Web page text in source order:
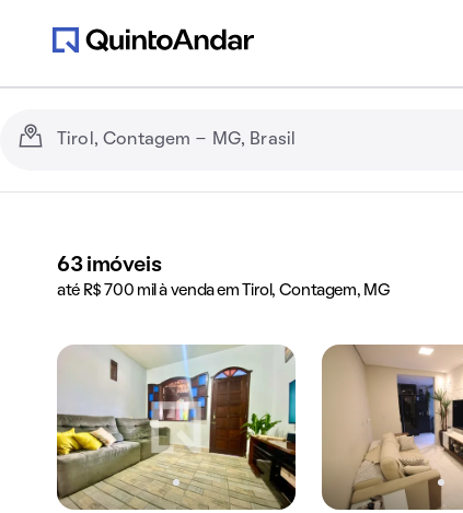
63 imóveis
até R$ 700 mil à venda em Tirol, Contagem, MG